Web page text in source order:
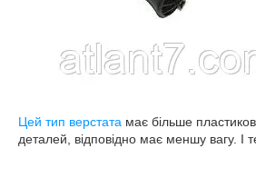
Цей тип верстата має більше
деталей, відповідно має меншу вагу. І